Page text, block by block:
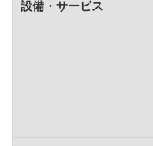
設備・サービス